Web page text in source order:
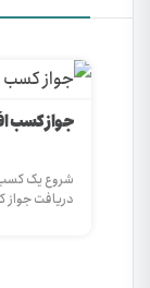
جواز کسب
شروع یک
دریافت جواز